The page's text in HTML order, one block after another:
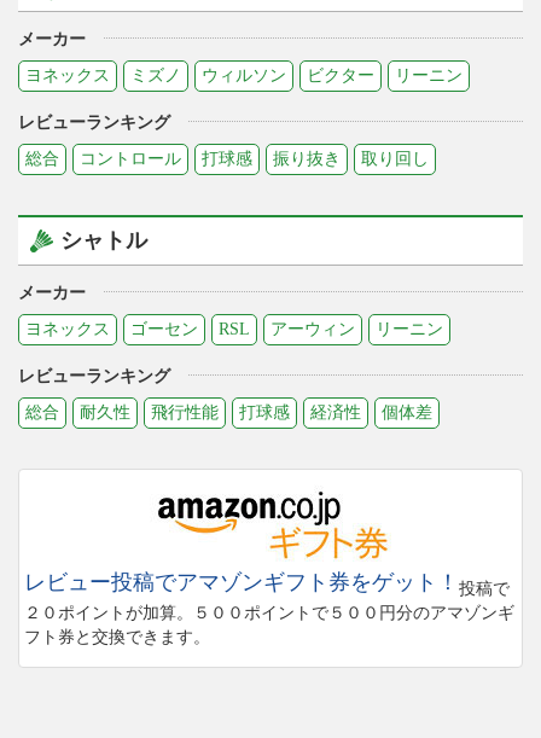
メーカー
ヨネックス
ミズノ ウィルソン ビクター リーニン
レビューランキング
総合
コントロール 打球感 振り抜き 取り回し
シャトル
メーカー
ヨネックス
ゴーセン RSL アーウィン リーニン
レビューランキング
総合
耐久性 飛行性能 打球感 経済性 個体差
レビュー投稿でアマゾンギフト券をゲット！ 投稿で
２０ポイントが加算。５００ポイントで５００円分のアマゾンギ
フト券と交換できます。